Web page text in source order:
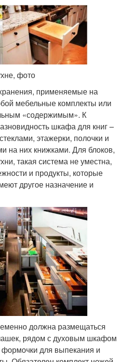
фото
применяемые на
мебельные комплекты или
«содержимым». К
шкафа для книг –
этажерки, полочки и
на них книжками. Для блоков,
такая система не уместна,
и продукты, которые
другое назначение и
должна размещаться
рядом с духовым шкафом
для выпекания и